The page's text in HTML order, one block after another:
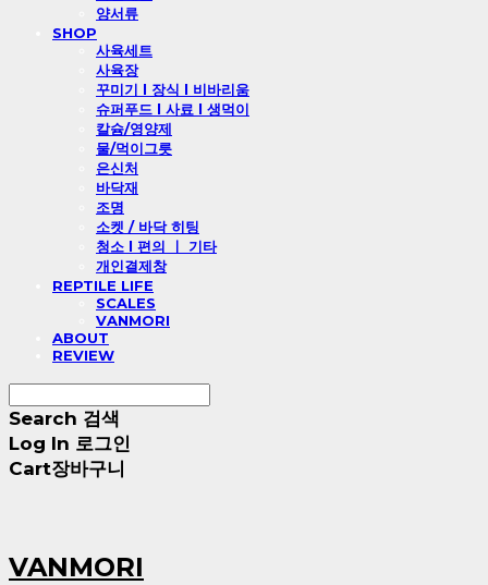
양서류
SHOP
사육세트
사육장
꾸미기 l 장식 l 비바리움
슈퍼푸드 l 사료 l 생먹이
칼슘/영양제
물/먹이그릇
은신처
바닥재
조명
소켓 / 바닥 히팅
청소 l 편의 ㅣ 기타
개인결제창
REPTILE LIFE
SCALES
VANMORI
ABOUT
REVIEW
Search 검색
Log In 로그인
Cart장바구니
VANMORI